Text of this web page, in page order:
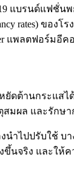
แบรนด์แฟชั่นพ
rates) ข
แพลตฟอร์
ดต้านกระแสไ
มผล และรักษ
ปปรับใช้ บาง
ขึ้นจริง และ